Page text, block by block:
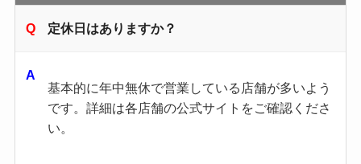
定休日はありますか？
基本的に年中無休で営業している店舗が多いよう
です。​詳細は各店舗の公式サイトをご確認くださ
い。​